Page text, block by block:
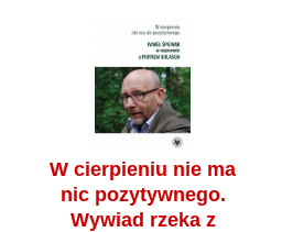
W cierpieniu nie ma
nic pozytywnego.
Wywiad rzeka z